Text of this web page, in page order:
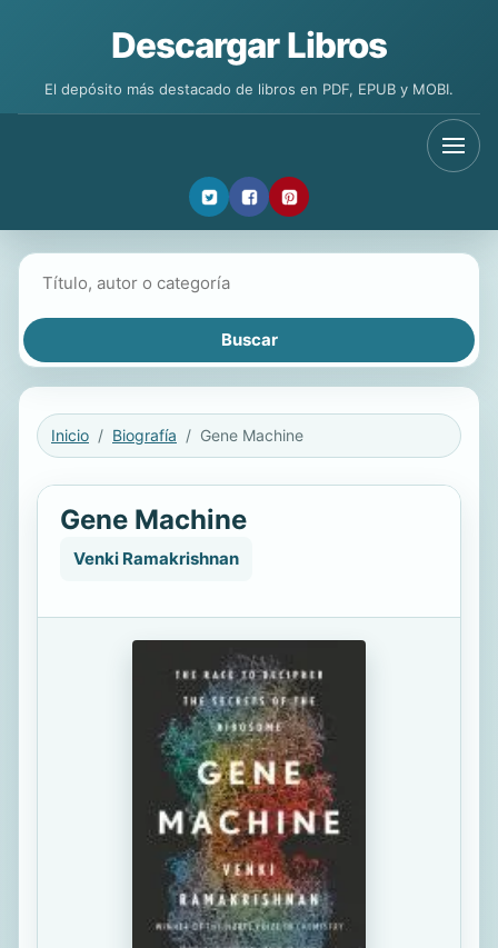
Descargar Libros
El depósito más destacado de libros en PDF, EPUB y MOBI.
Inicio Biografía Gene Machine
Gene Machine
Venki Ramakrishnan